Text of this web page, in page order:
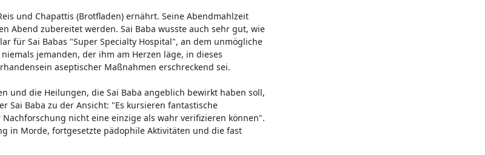
und Chapattis (Brotfladen) ernährt. Seine Abendmahlzeit
Abend zubereitet werden. Sai Baba wusste auch sehr gut, wie
für Sai Babas "Super Specialty Hospital", an dem unmögliche
jemanden, der ihm am Herzen läge, in dieses
aseptischer Maßnahmen erschreckend sei.
und die Heilungen, die Sai Baba angeblich bewirkt haben soll,
Sai Baba zu der Ansicht: "Es kursieren fantastische
nicht eine einzige als wahr verifizieren können".
in Morde, fortgesetzte pädophile Aktivitäten und die fast